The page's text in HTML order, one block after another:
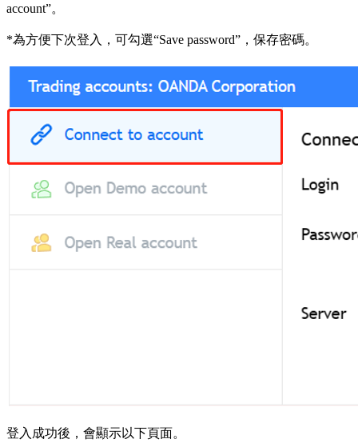
account”。
*為方便下次登入，可勾選“Save password”，保存密碼。
登入成功後，會顯示以下頁面。